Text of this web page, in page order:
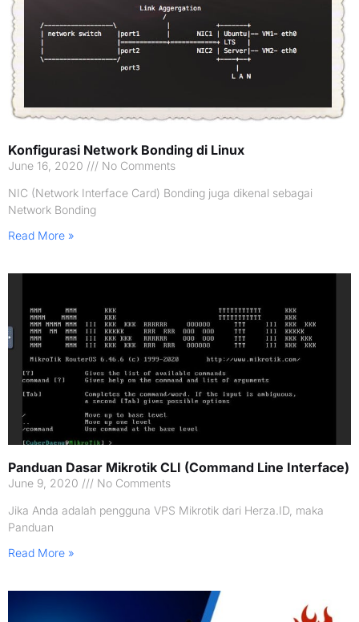
Konfigurasi Network Bonding di Linux
June 16, 2020
No Comments
NIC (Network Interface Card) Bonding juga dikenal sebagai
Network Bonding
Read More »
Panduan Dasar Mikrotik CLI (Command Line Interface)
June 9, 2020
No Comments
Jika Anda adalah pengguna VPS Mikrotik dari Herza.ID, maka
Panduan
Read More »